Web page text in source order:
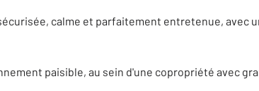
calme et parfaitement entretenue, avec
paisible, au sein d'une copropriété avec